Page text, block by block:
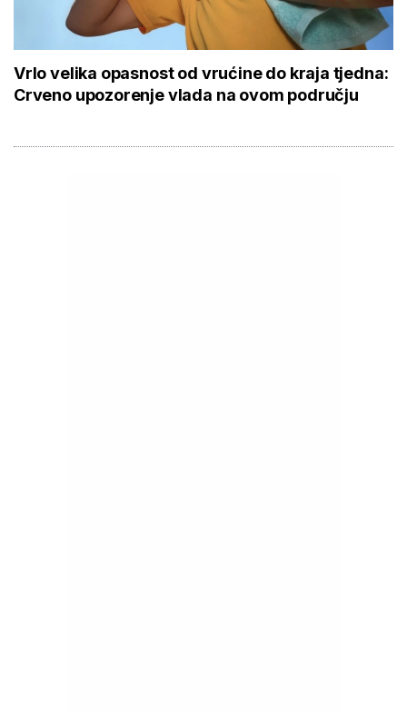
Vrlo velika opasnost od vrućine do kraja tjedna:
Crveno upozorenje vlada na ovom području